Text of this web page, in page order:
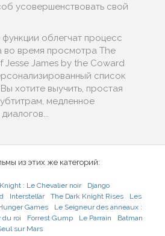
усовершенствовать свой
облегчат процесс
во время просмотра The
Jesse James by the Coward
список
хотите выучить, простая
медленное
из этих же категорий:
: Le Chevalier noir
Django
Interstellar The Dark Knight Rises
Les
Games
Le Seigneur des anneaux :
du roi
Forrest Gump Le Parrain
Batman
sur Mars